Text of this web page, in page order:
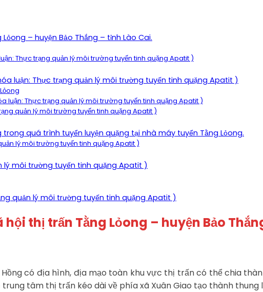
– huyện Bảo Thắng – tỉnh Lào Cai.
Thực trạng quản lý môi trường tuyến tinh quặng Apatit )
luận: Thực trạng quản lý môi trường tuyến tinh quặng Apatit )
luận: Thực trạng quản lý môi trường tuyến tinh quặng Apatit )
quản lý môi trường tuyến tinh quặng Apatit )
quá trình tuyển luyện quặng tại nhà máy tuyển Tằng Lỏong.
lý môi trường tuyến tinh quặng Apatit )
lý môi trường tuyến tinh quặng Apatit )
quản lý môi trường tuyến tinh quặng Apatit )
thị trấn Tằng Lỏong – huyện Bảo
có địa hình, địa mạo toàn khu vực thị trấn có thể chia
tâm thị trấn kéo dài về phía xã Xuân Giao tạo thành thung